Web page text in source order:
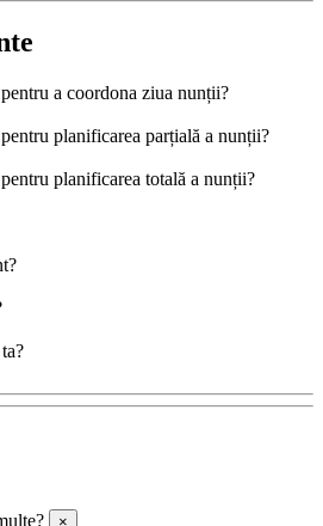
a coordona ziua nunții?
planificarea parțială a nunții?
planificarea totală a nunții?
×